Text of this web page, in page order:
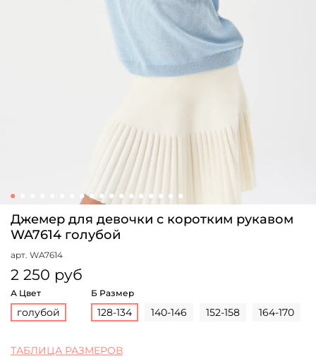
арт. WA7614
Джемер для девочки с коротким рукавом
WA7614 голубой
2 250 руб
А Цвет
голубой
Б Размер
128-134 140-146 152-158 164-170
ТАБЛИЦА РАЗМЕРОВ